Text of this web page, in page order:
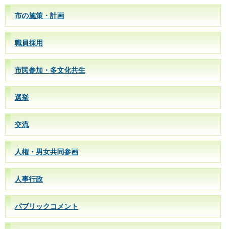
市の施策・計画
職員採用
市民参加・多文化共生
選挙
交流
人権・男女共同参画
人事行政
パブリックコメント